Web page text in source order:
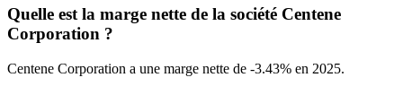
Quelle est la marge nette de la société Centene
Corporation ?
Centene Corporation a une marge nette de -3.43% en 2025.